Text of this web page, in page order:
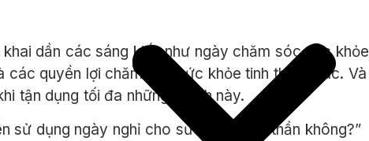
dần các sáng kiến như ngày chăm sóc sức khỏe
các quyền lợi chăm sóc sức khỏe tinh thần khác. Và
tận dụng tối đa những lợi ích này.
sử dụng ngày nghỉ cho sức khỏe tinh thần không?”